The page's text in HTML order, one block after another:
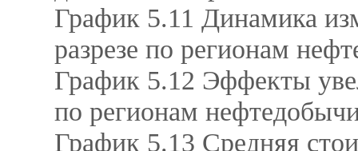
График 5.11 Динамика
разрезе по регионам
График 5.12 Эффекты
по регионам
График 5.13 Средняя